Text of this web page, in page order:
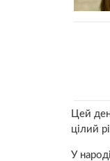
Цей
цілий
У